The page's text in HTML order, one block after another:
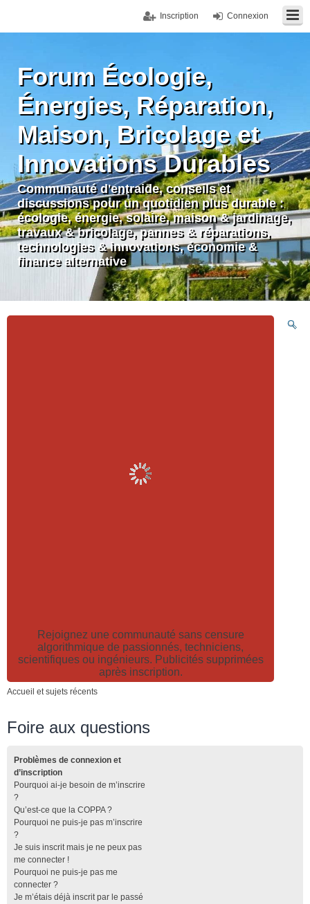
Connexion
Inscription
Forum Écologie,
Énergies, Réparation,
Maison, Bricolage et
Innovations Durables
Communauté d'entraide, conseils et
discussions pour un quotidien plus durable :
écologie, énergie, solaire, maison & jardinage,
travaux & bricolage, pannes & réparations,
technologies & innovations, économie &
finance alternative
Rejoignez une communauté sans censure
algorithmique de passionnés, techniciens,
scientifiques ou ingénieurs. Publicités supprimées
après inscription.
Accueil et sujets récents
Foire aux questions
Problèmes de connexion et
d’inscription
Pourquoi ai-je besoin de m’inscrire
?
Qu’est-ce que la COPPA ?
Pourquoi ne puis-je pas m’inscrire
?
Je suis inscrit mais je ne peux pas
me connecter !
Pourquoi ne puis-je pas me
connecter ?
Je m’étais déjà inscrit par le passé